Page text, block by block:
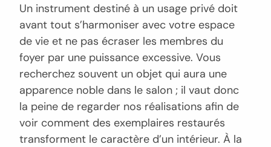
Un instrument destiné à un usage privé doit
avant tout s’harmoniser avec votre espace
de vie et ne pas écraser les membres du
foyer par une puissance excessive. Vous
recherchez souvent un objet qui aura une
apparence noble dans le salon ; il vaut donc
la peine de regarder nos réalisations afin de
voir comment des exemplaires restaurés
transforment le caractère d’un intérieur. À la